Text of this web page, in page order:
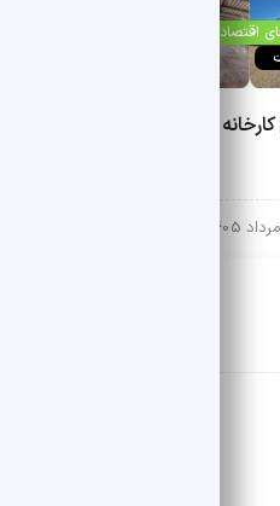
اقتصادی
فعال قند